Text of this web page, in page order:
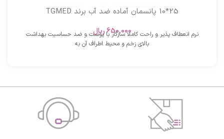
25*10 پانسمان آماده ضد آب برند TGMED
650,000ریال
نرم انعطاف پذیر و راحت کاملا سازگار با پوست و ضد حساسیت بهداشت
بالای زخم و محیط اطراف آن به